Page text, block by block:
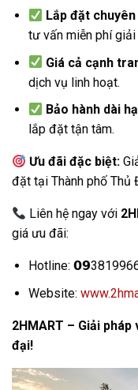
Lắp đặt
tư vấn miễn phí giải
Giá cả cạnh
dịch vụ linh hoạt.
Bảo hành dài
lắp đặt tận tâm.
Ưu đãi đặc biệt:
đặt tại Thành phố Thủ
Liên hệ ngay với
giá ưu đãi:
Hotline:
Website:
2HMART – Giải
đại!